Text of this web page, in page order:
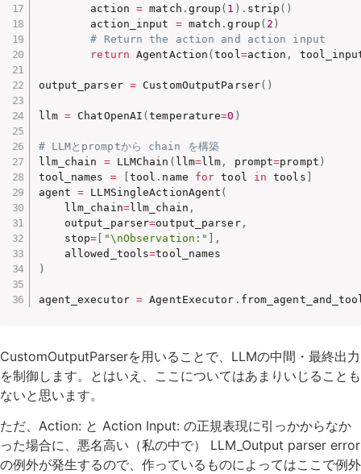
        action
= match . group ( 1 ) . strip ( )
        action_input
= match .group ( 2 )
# Return the action and action input
return AgentAction (tool =action ,
output_parser = CustomOutputParser( )
llm = ChatOpenAI (temperature=0 )
# LLMとpromptから chain を構築
llm_chain = LLMChain ( llm=llm , prompt=prompt )
tool_names = tool . name for tool in tools
agent = LLMSingleActionAgent (
    llm_chain
=llm_chain ,
    output_parser
=output_parser,
    stop
= "\nObservation:"
,
    allowed_tools
=
)
agent_executor = AgentExecutor .
CustomOutputParserを用いることで、LLMの中間・最終出力
を制御します。とはいえ、ここについてはあまりいじることも
ないと思います。
ただ、Action: と Action Input: の正規表現に引っかからなか
った場合に、悪名高い（私の中で） LLM_Output parser error
の例外が発生するので、作っているものによってはここで例外